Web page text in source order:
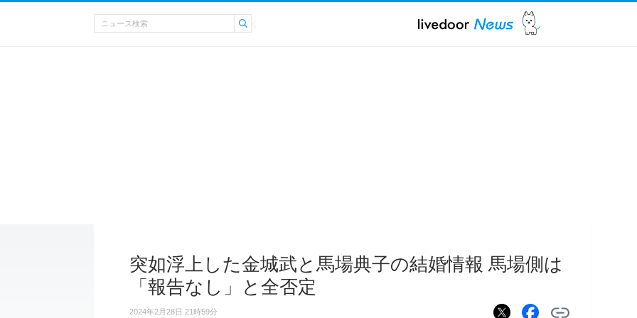
突如浮上した金城武と馬場典子の結婚情報 馬場側は
「報告なし」と全否定
2024年2月28日 21時59分